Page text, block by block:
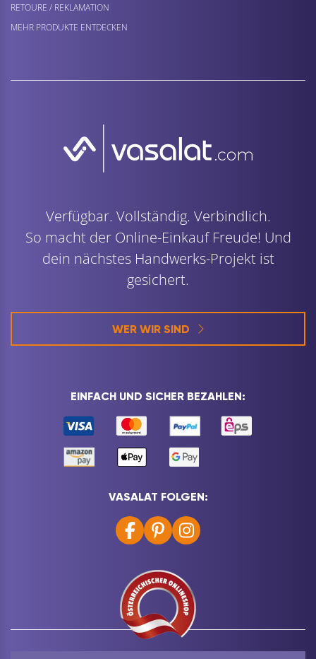
RETOURE / REKLAMATION
MEHR PRODUKTE ENTDECKEN
Verfügbar. Vollständig. Verbindlich.
So macht der Online-Einkauf Freude! Und
dein nächstes Handwerks-Projekt ist
gesichert.
WER WIR SIND
EINFACH UND SICHER BEZAHLEN:
VASALAT FOLGEN: